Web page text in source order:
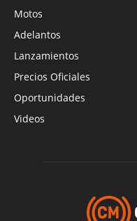
Motos
Adelantos
Lanzamientos
Precios Oficiales
Oportunidades
Videos